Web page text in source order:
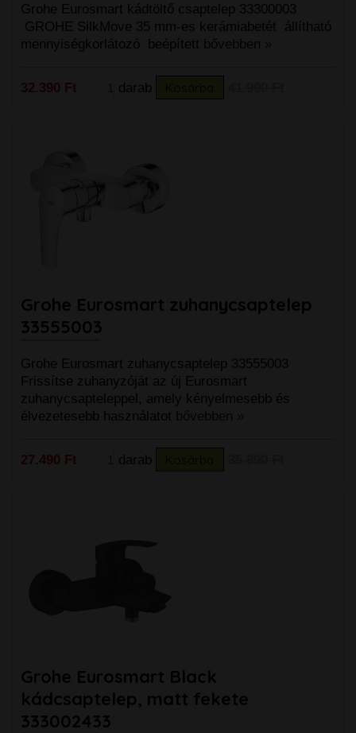
Grohe Eurosmart kádtöltő csaptelep 33300003
GROHE SilkMove 35 mm-es kerámiabetét állítható
mennyiségkorlátozó beépített bővebben »
32.390 Ft darab
Grohe Eurosmart zuhanycsaptelep
33555003
Grohe Eurosmart zuhanycsaptelep 33555003
Frissítse zuhanyzóját az új Eurosmart
zuhanycsapteleppel, amely kényelmesebb és
élvezetesebb használatot bővebben »
27.490 Ft darab
Grohe Eurosmart Black
kádcsaptelep, matt fekete
333002433